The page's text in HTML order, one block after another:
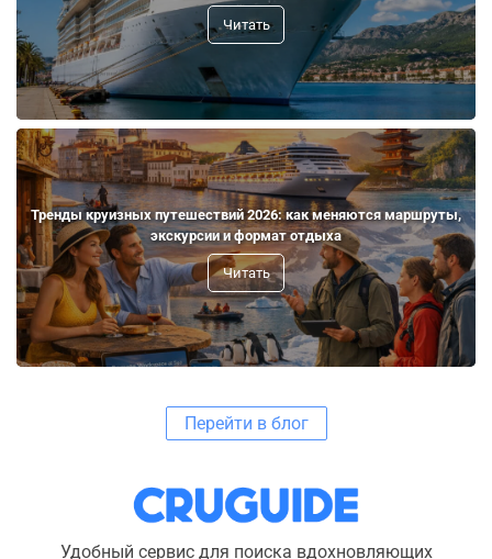
Читать
Тренды круизных путешествий 2026: как меняются маршруты,
экскурсии и формат отдыха
Читать
Перейти в блог
Удобный сервис для поиска вдохновляющих